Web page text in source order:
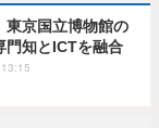
東京国立博物館の
門知とICTを融合